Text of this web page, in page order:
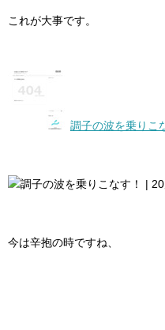
これが大事です。
調子の波を乗りこ
今は辛抱の時ですね、